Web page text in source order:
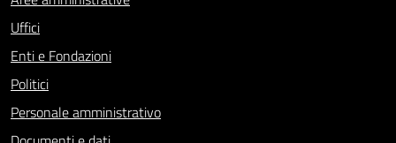
Uffici
Enti e Fondazioni
Politici
Personale amministrativo